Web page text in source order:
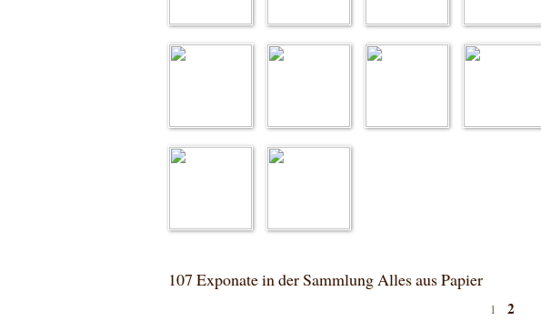
107 Exponate in der Sammlung Alles aus Papier
1 2